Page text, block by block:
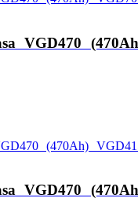
VGD470
VGD470